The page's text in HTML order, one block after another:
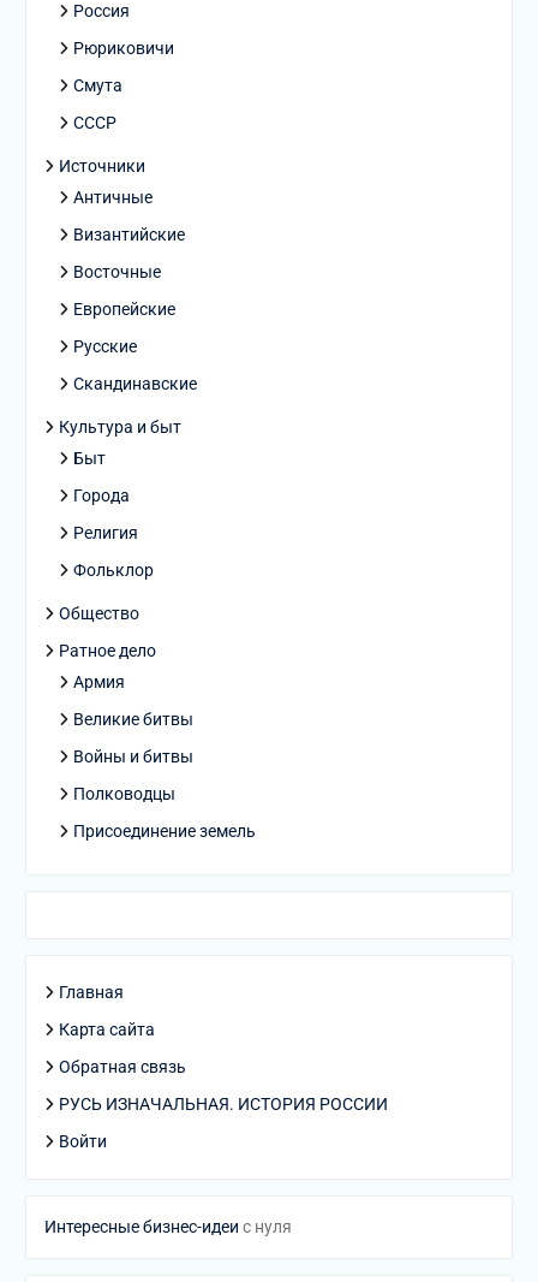
Россия
Рюриковичи
Смута
СССР
Источники
Античные
Византийские
Восточные
Европейские
Русские
Скандинавские
Культура и быт
Быт
Города
Религия
Фольклор
Общество
Ратное дело
Армия
Великие битвы
Войны и битвы
Полководцы
Присоединение земель
Главная
Карта сайта
Обратная связь
РУСЬ ИЗНАЧАЛЬНАЯ. ИСТОРИЯ РОССИИ
Войти
Интересные бизнес-идеи с нуля